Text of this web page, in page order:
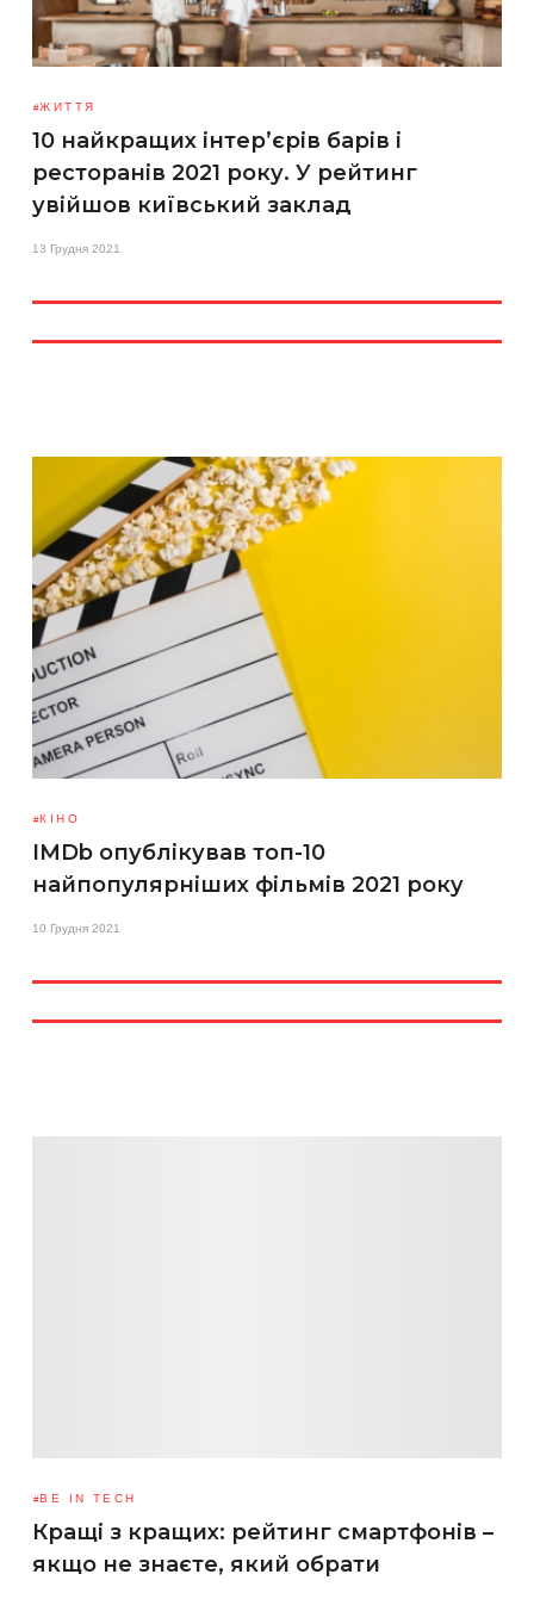
ЖИТТЯ
10 найкращих інтер’єрів барів і
ресторанів 2021 року. У рейтинг
увійшов київський заклад
13 Грудня 2021
КІНО
IMDb опублікував топ-10
найпопулярніших фільмів 2021 року
10 Грудня 2021
BE IN TECH
Кращі з кращих: рейтинг смартфонів –
якщо не знаєте, який обрати